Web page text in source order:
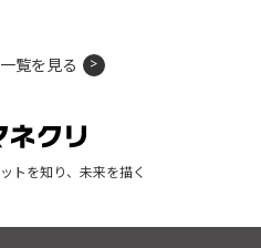
覧を見る
トを知り、未来を描く